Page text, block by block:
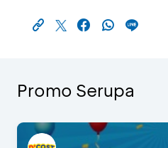
Promo Serupa